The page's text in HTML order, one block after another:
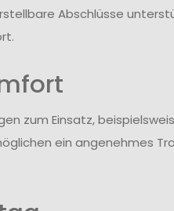
Abschlüsse
zum Einsatz,
ein angenehmes